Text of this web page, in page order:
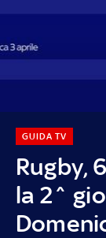
Rugby,
la 2^
GUIDA TV